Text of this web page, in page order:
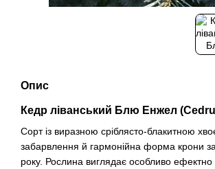
Опис
Кедр ліванський Блю Енжел
Сорт із виразною сріблясто-блакитною
забарвлення й гармонійна форма крони
року. Рослина виглядає особливо ефектно